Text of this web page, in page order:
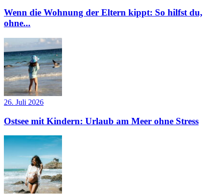
Wenn die Wohnung der Eltern kippt: So hilfst du,
ohne...
26. Juli 2026
Ostsee mit Kindern: Urlaub am Meer ohne Stress